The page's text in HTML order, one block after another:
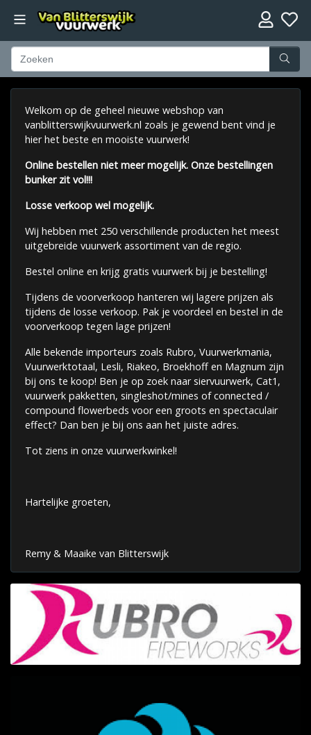
Welkom op de geheel nieuwe webshop van
vanblitterswijkvuurwerk.nl zoals je gewend bent vind je
hier het beste en mooiste vuurwerk!
Online bestellen niet meer mogelijk. Onze bestellingen
bunker zit vol!!!
Losse verkoop wel mogelijk.
Wij hebben met 250 verschillende producten het meest
uitgebreide vuurwerk assortiment van de regio.
Bestel online en krijg gratis vuurwerk bij je bestelling!
Tijdens de voorverkoop hanteren wij lagere prijzen als
tijdens de losse verkoop. Pak je voordeel en bestel in de
voorverkoop tegen lage prijzen!
Alle bekende importeurs zoals Rubro, Vuurwerkmania,
Vuurwerktotaal, Lesli, Riakeo, Broekhoff en Magnum zijn
bij ons te koop! Ben je op zoek naar siervuurwerk, Cat1,
vuurwerk pakketten, singleshot/mines of connected /
compound flowerbeds voor een groots en spectaculair
effect? Dan ben je bij ons aan het juiste adres.
Tot ziens in onze vuurwerkwinkel!
Hartelijke groeten,
Remy & Maaike van Blitterswijk